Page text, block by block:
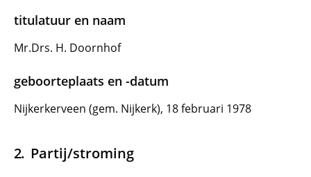
titulatuur en naam
Mr.Drs. H. Doornhof
geboorteplaats en -datum
Nijkerkerveen (gem. Nijkerk), 18 februari 1978
Partij/stroming